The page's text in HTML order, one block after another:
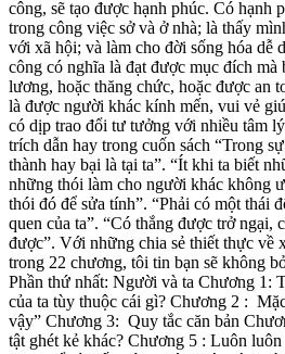
công, sẽ tạo được hạnh phúc. Có hạnh
trong công việc sở và ở nhà; là thấy
với xã hội; và làm cho đời sống hóa dễ
công có nghĩa là đạt được mục đích mà
lương, hoặc thăng chức, hoặc được an
là được người khác kính mến, vui vẻ
có dịp trao đổi tư tưởng với nhiều tâm
trích dẫn hay trong cuốn sách “Trong
thành hay bại là tại ta”. “Ít khi ta biết
những thói làm cho người khác không
thói đó để sửa tính”. “Phải có một thái
quen của ta”. “Có thắng được trở ngại,
được”. Với những chia sẻ thiết thực về
trong 22 chương, tôi tin bạn sẽ không
Phần thứ nhất: Người và ta Chương 1:
của ta tùy thuộc cái gì? Chương 2 :
vậy” Chương 3: Quy tắc căn bản
tật ghét kẻ khác? Chương 5 : Luôn